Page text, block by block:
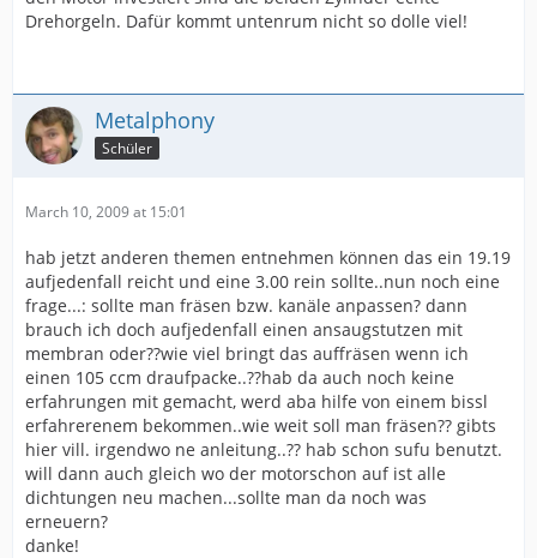
Drehorgeln. Dafür kommt untenrum nicht so dolle viel!
Metalphony
Schüler
March 10, 2009 at 15:01
hab jetzt anderen themen entnehmen können das ein 19.19
aufjedenfall reicht und eine 3.00 rein sollte..nun noch eine
frage...: sollte man fräsen bzw. kanäle anpassen? dann
brauch ich doch aufjedenfall einen ansaugstutzen mit
membran oder??wie viel bringt das auffräsen wenn ich
einen 105 ccm draufpacke..??hab da auch noch keine
erfahrungen mit gemacht, werd aba hilfe von einem bissl
erfahrerenem bekommen..wie weit soll man fräsen?? gibts
hier vill. irgendwo ne anleitung..?? hab schon sufu benutzt.
will dann auch gleich wo der motorschon auf ist alle
dichtungen neu machen...sollte man da noch was
erneuern?
danke!